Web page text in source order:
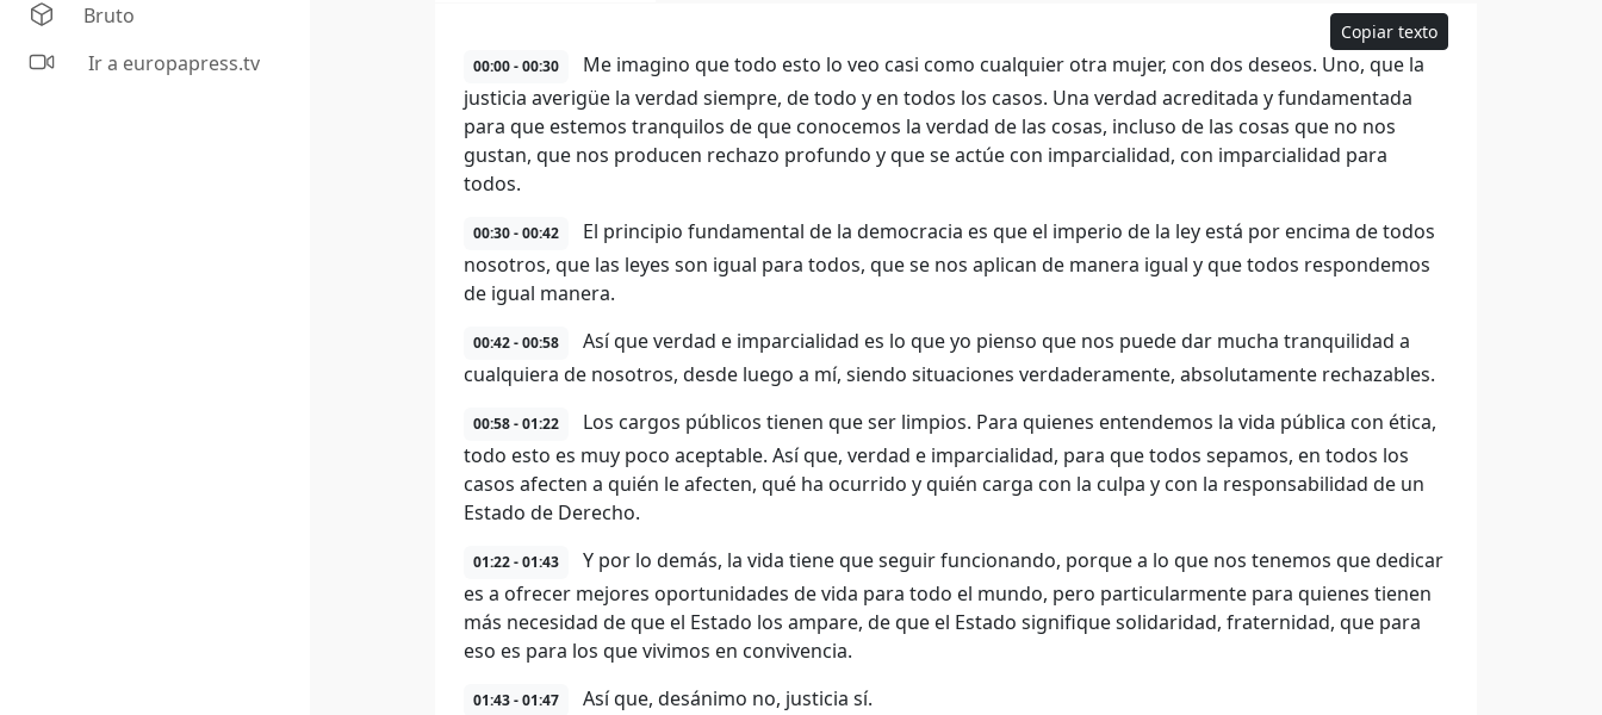
Bruto
Ir a europapress.tv
Copiar texto
00:00 - 00:30
Me imagino que todo esto lo veo casi como cualquier otra mujer, con dos deseos. Uno, que la
justicia averigüe la verdad siempre, de todo y en todos los casos. Una verdad acreditada y fundamentada
para que estemos tranquilos de que conocemos la verdad de las cosas, incluso de las cosas que no nos
gustan, que nos producen rechazo profundo y que se actúe con imparcialidad, con imparcialidad para
todos.
00:30 - 00:42
El principio fundamental de la democracia es que el imperio de la ley está por encima de todos
nosotros, que las leyes son igual para todos, que se nos aplican de manera igual y que todos respondemos
de igual manera.
00:42 - 00:58
Así que verdad e imparcialidad es lo que yo pienso que nos puede dar mucha tranquilidad a
cualquiera de nosotros, desde luego a mí, siendo situaciones verdaderamente, absolutamente rechazables.
00:58 - 01:22
Los cargos públicos tienen que ser limpios. Para quienes entendemos la vida pública con ética,
todo esto es muy poco aceptable. Así que, verdad e imparcialidad, para que todos sepamos, en todos los
casos afecten a quién le afecten, qué ha ocurrido y quién carga con la culpa y con la responsabilidad de un
Estado de Derecho.
01:22 - 01:43
Y por lo demás, la vida tiene que seguir funcionando, porque a lo que nos tenemos que dedicar
es a ofrecer mejores oportunidades de vida para todo el mundo, pero particularmente para quienes tienen
más necesidad de que el Estado los ampare, de que el Estado signifique solidaridad, fraternidad, que para
eso es para los que vivimos en convivencia.
01:43 - 01:47 Así que, desánimo no, justicia sí.